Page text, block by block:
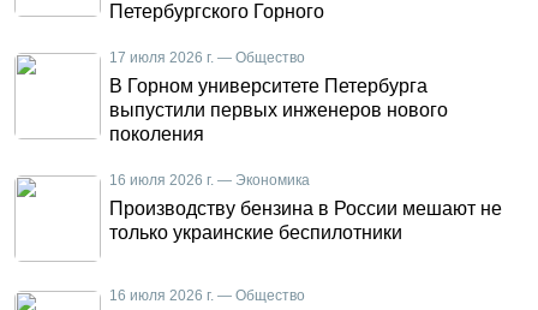
Петербургского Горного
17 июля 2026 г. — Общество
В Горном университете Петербурга
выпустили первых инженеров нового
поколения
16 июля 2026 г. — Экономика
Производству бензина в России мешают не
только украинские беспилотники
16 июля 2026 г. — Общество